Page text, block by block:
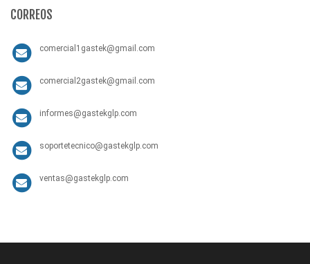
CORREOS
comercial1gastek@gmail.com
comercial2gastek@gmail.com
informes@gastekglp.com
soportetecnico@gastekglp.com
ventas@gastekglp.com